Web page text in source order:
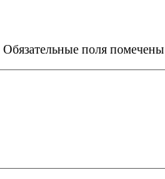
Обязательные поля